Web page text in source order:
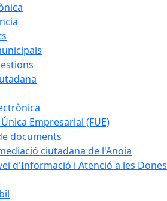
Empresarial (FUE)
documents
ciutadana de l'Anoia
d'Informació i Atenció a les Dones